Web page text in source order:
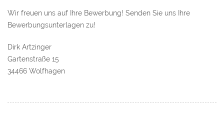
Wir freuen uns auf Ihre Bewerbung! Senden Sie uns Ihre
Bewerbungsunterlagen zu!
Dirk Artzinger
Gartenstraße 15
34466 Wolfhagen